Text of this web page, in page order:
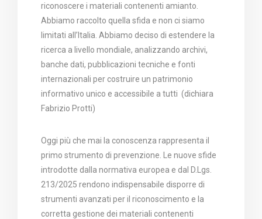
riconoscere i materiali contenenti amianto.
Abbiamo raccolto quella sfida e non ci siamo
limitati all’Italia. Abbiamo deciso di estendere la
ricerca a livello mondiale, analizzando archivi,
banche dati, pubblicazioni tecniche e fonti
internazionali per costruire un patrimonio
informativo unico e accessibile a tutti (dichiara
Fabrizio Protti)
Oggi più che mai la conoscenza rappresenta il
primo strumento di prevenzione. Le nuove sfide
introdotte dalla normativa europea e dal D.Lgs.
213/2025 rendono indispensabile disporre di
strumenti avanzati per il riconoscimento e la
corretta gestione dei materiali contenenti